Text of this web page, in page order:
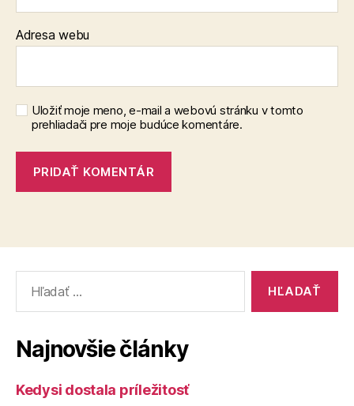
Adresa webu
Uložiť moje meno, e-mail a webovú stránku v tomto
prehliadači pre moje budúce komentáre.
Najnovšie články
Kedysi dostala príležitosť